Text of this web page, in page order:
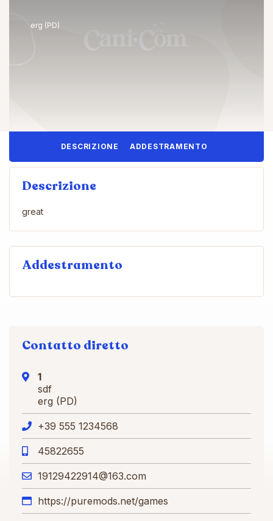
erg (PD)
DESCRIZIONE ADDESTRAMENTO
Descrizione
great
Addestramento
Contatto diretto
1
sdf
erg (PD)
+39 555 1234568
45822655
19129422914@163.com
https://puremods.net/games